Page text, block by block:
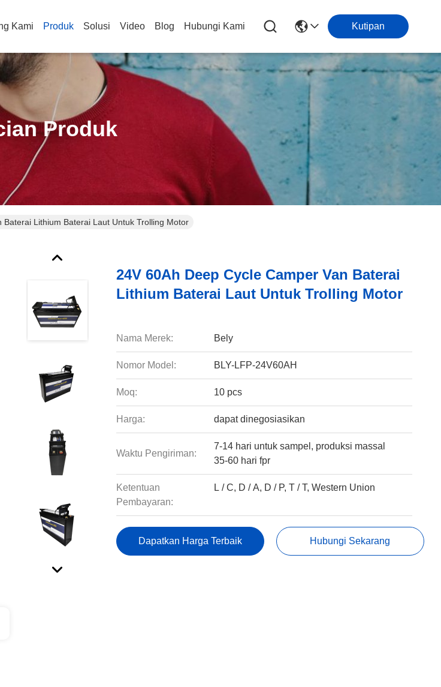
Kami Produk Solusi Video Blog Hubungi Kami Kutipan
Produk
Baterai Lithium Baterai Laut Untuk Trolling Motor
24V 60Ah Deep Cycle Camper Van Baterai
Lithium Baterai Laut Untuk Trolling Motor
Nama Merek: Bely
Nomor Model: BLY-LFP-24V60AH
Moq: 10 pcs
Harga: dapat dinegosiasikan
Waktu Pengiriman:
7-14 hari untuk sampel, produksi massal
35-60 hari fpr
Ketentuan
Pembayaran:
L / C, D / A, D / P, T / T, Western Union
Dapatkan Harga Terbaik Hubungi Sekarang